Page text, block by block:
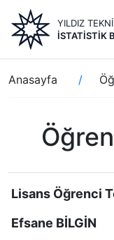
içeriğe
atla
YILDIZ
İSTATISTIK
Sayfa
yolu
Anasayfa
Lisans Öğrenci
Efsane BİLGİN